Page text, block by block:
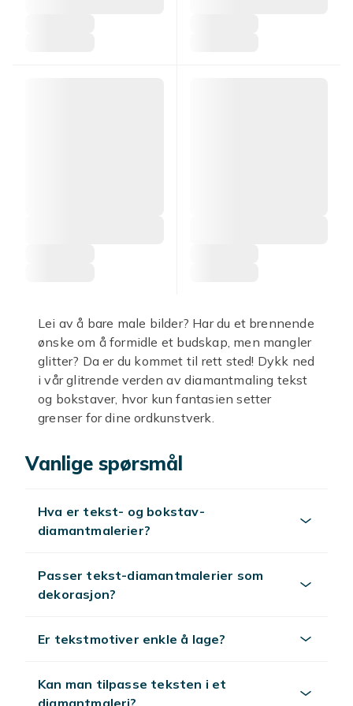
Lei av å bare male bilder? Har du et brennende
ønske om å formidle et budskap, men mangler
glitter? Da er du kommet til rett sted! Dykk ned
i vår glitrende verden av diamantmaling tekst
og bokstaver, hvor kun fantasien setter
grenser for dine ordkunstverk.
en kjærlig hilsen eller kanskje bare navnet ditt
Hvert sett inneholder alt du trenger for å
forvandle tomme lerret til personlige
diamantmaler eller nybegynner, vil du raskt
oppdage gleden ved å se ordene dine ta form,
Dette er ikke bare en hobby, det er en måte å
bokstaverlar deg skape unike gaver til
venner og familie, eller dekorere hjemmet ditt
Vanlige spørsmål
Hva er tekst- og bokstav-
diamantmalerier?
Passer tekst-diamantmalerier som
dekorasjon?
Er tekstmotiver enkle å lage?
Kan man tilpasse teksten i et
diamantmaleri?